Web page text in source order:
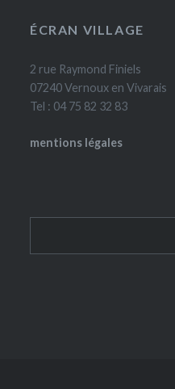
ÉCRAN VILLAGE
2 rue Raymond Finiels
07240 Vernoux en Vivarais
Tel : 04 75 82 32 83
mentions légales